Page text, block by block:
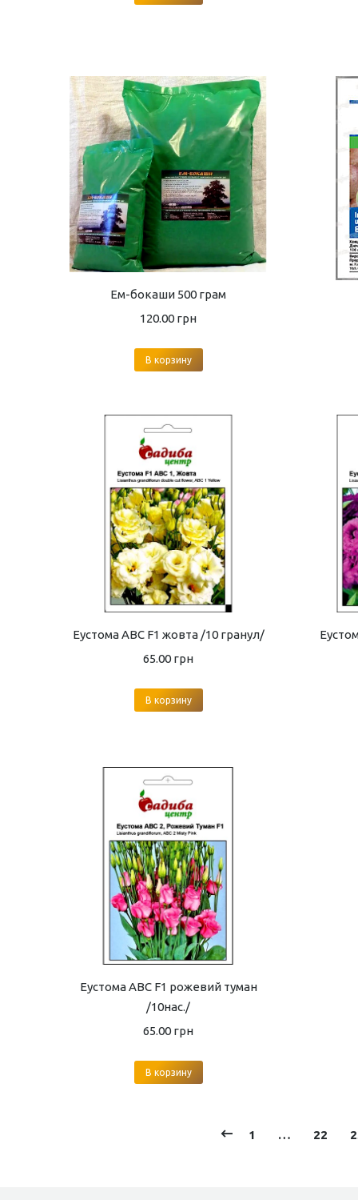
Ем-бокаши 500 грам
120.00 грн
В корзину
Еустома ABC F1 жовта /10 гранул/
65.00 грн
В корзину
Еустома ABC F1 рожевий туман
/10нас./
65.00 грн
В корзину
1 … 22